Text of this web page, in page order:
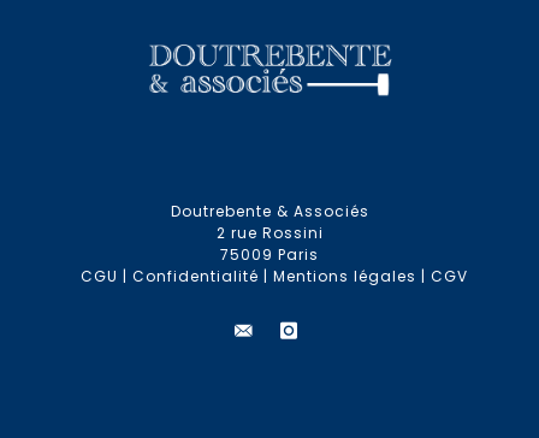
Doutrebente & Associés
2 rue Rossini
75009 Paris
CGU | Confidentialité | Mentions légales | CGV